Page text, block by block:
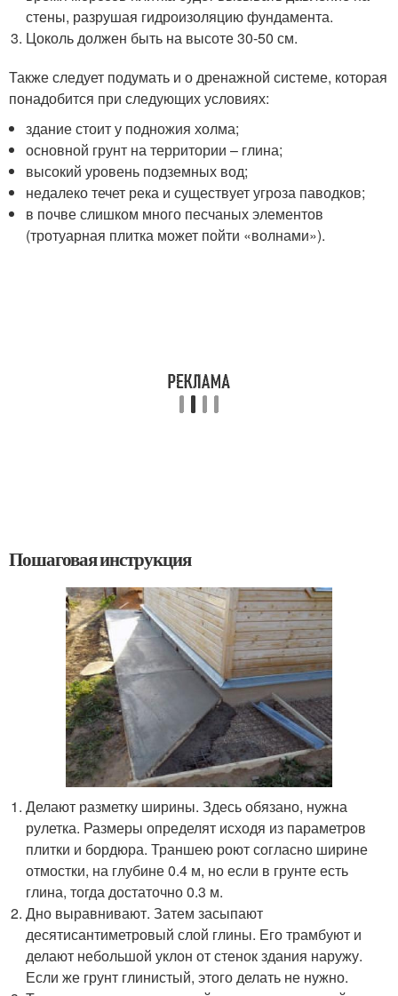
стены, разрушая гидроизоляцию фундамента.
Цоколь должен быть на высоте 30-50 см.
Также следует подумать и о дренажной системе, которая
понадобится при следующих условиях:
здание стоит у подножия холма;
основной грунт на территории – глина;
высокий уровень подземных вод;
недалеко течет река и существует угроза паводков;
в почве слишком много песчаных элементов
(тротуарная плитка может пойти «волнами»).
Пошаговая инструкция
Делают разметку ширины. Здесь обязано, нужна
рулетка. Размеры определят исходя из параметров
плитки и бордюра. Траншею роют согласно ширине
отмостки, на глубине 0.4 м, но если в грунте есть
глина, тогда достаточно 0.3 м.
Дно выравнивают. Затем засыпают
десятисантиметровый слой глины. Его трамбуют и
делают небольшой уклон от стенок здания наружу.
Если же грунт глинистый, этого делать не нужно.